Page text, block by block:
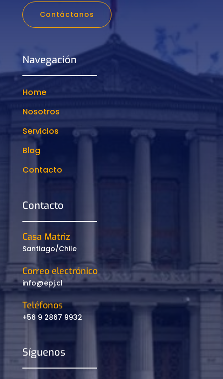
Contáctanos
Navegación
Home
Nosotros
Servicios
Blog
Contacto
Contacto
Casa Matriz
Santiago/Chile
Correo electrónico
info@epj.cl
Teléfonos
+56 9 2867 9932
Síguenos